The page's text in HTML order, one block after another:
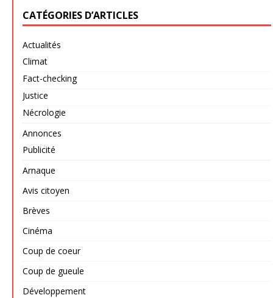
CATÉGORIES D’ARTICLES
Actualités
Climat
Fact-checking
Justice
Nécrologie
Annonces
Publicité
Arnaque
Avis citoyen
Brèves
Cinéma
Coup de coeur
Coup de gueule
Développement